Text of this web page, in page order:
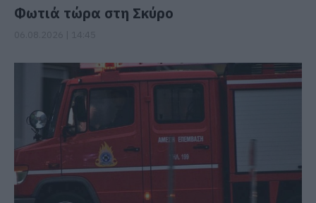
Φωτιά τώρα στη Σκύρο